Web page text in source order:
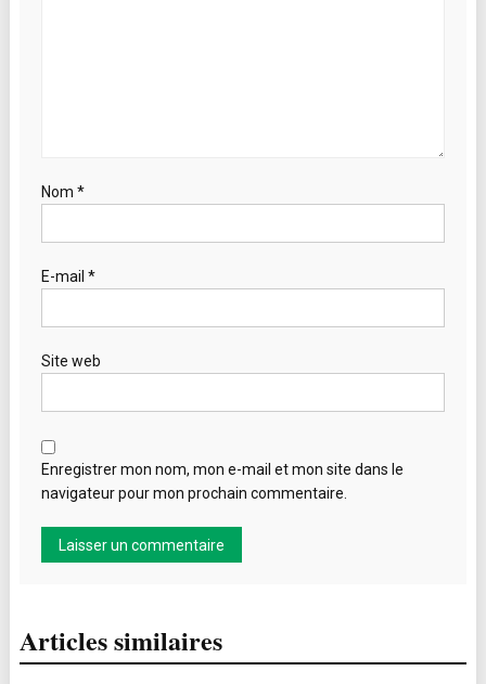
Nom *
E-mail *
Site web
Enregistrer mon nom, mon e-mail et mon site dans le
navigateur pour mon prochain commentaire.
Articles similaires